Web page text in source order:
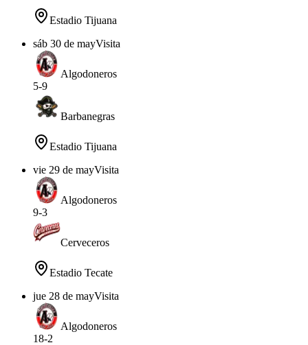
Estadio Tijuana
sáb 30 de mayVisita
Algodoneros
5-9
Barbanegras
Estadio Tijuana
vie 29 de mayVisita
Algodoneros
9-3
Cerveceros
Estadio Tecate
jue 28 de mayVisita
Algodoneros
18-2